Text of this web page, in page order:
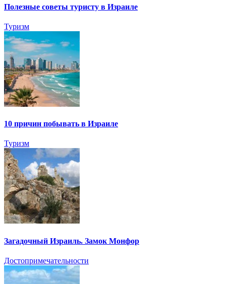
Полезные советы туристу в Израиле
Туризм
10 причин побывать в Израиле
Туризм
Загадочный Израиль. Замок Монфор
Достопримечательности